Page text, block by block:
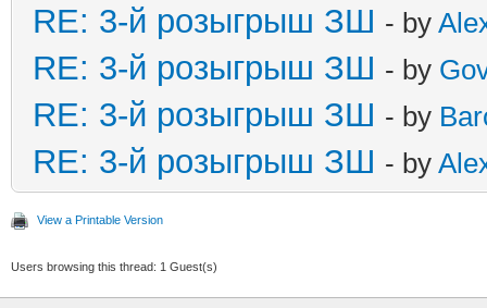
RE: 3-й розыгрыш ЗШ - by
RE: 3-й розыгрыш ЗШ - by
RE: 3-й розыгрыш ЗШ - by
RE: 3-й розыгрыш ЗШ - by
View a Printable Version
Users browsing this thread: 1 Guest(s)